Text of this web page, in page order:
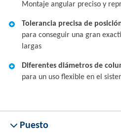
Montaje angular preciso y
Tolerancia precisa de
para conseguir una gran
largas
Diferentes diámetros de
para un uso flexible en el
Puesto